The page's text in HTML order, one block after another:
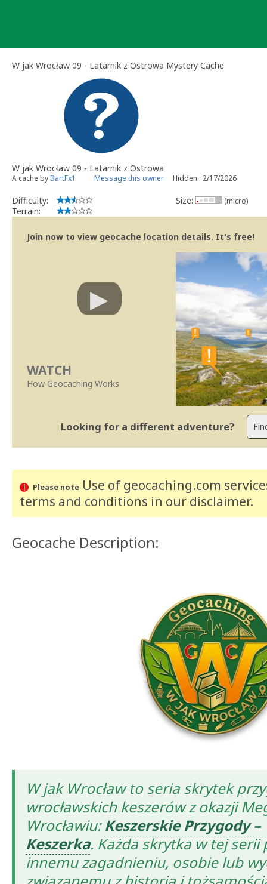
W jak Wrocław 09 - Latarnik z Ostrowa Mystery Cache
W jak Wrocław 09 - Latarnik z Ostrowa
A cache byBartFx1 Message this owner Hidden : 2/17/2026
Difficulty:
Terrain:
Size: (micro)
Join now to view geocache location details. It's free!
WATCH
How Geocaching Works
Looking for a different adventure?
Please noteUse of geocaching.com
terms and conditions in our disclaimer.
Geocache Description:
W jak Wrocław to seria skrytek
wrocławskich keszerów z okazji
Wrocławiu:Keszerskie Przygody
Keszerka. Każda skrytka w tej serii
innemu zagadnieniu, osobie lub